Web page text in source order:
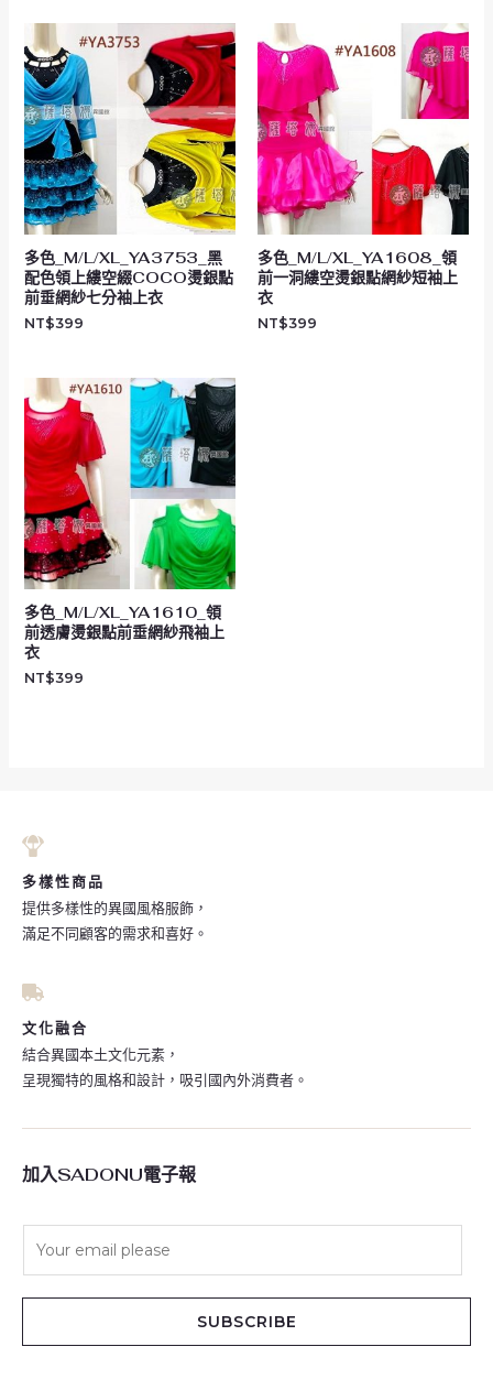
多色_M/L/XL_YA3753_黑
配色領上縷空綴COCO燙銀點
前垂網紗七分袖上衣
NT$399
多色_M/L/XL_YA1608_領
前一洞縷空燙銀點網紗短袖上
衣
NT$399
多色_M/L/XL_YA1610_領
前透膚燙銀點前垂網紗飛袖上
衣
NT$399
多樣性商品
提供多樣性的異國風格服飾，
滿足不同顧客的需求和喜好。
文化融合
結合異國本土文化元素，
呈現獨特的風格和設計，吸引國內外消費者。
加入SADONU電子報
SUBSCRIBE